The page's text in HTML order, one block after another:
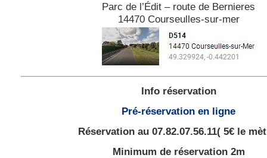
Parc de l’Édit – route de Bernieres
14470 Courseulles-sur-mer
Info réservation
Pré-réservation en ligne
Réservation au 07.82.07.56.11( 5€ le
Minimum de réservation 2m